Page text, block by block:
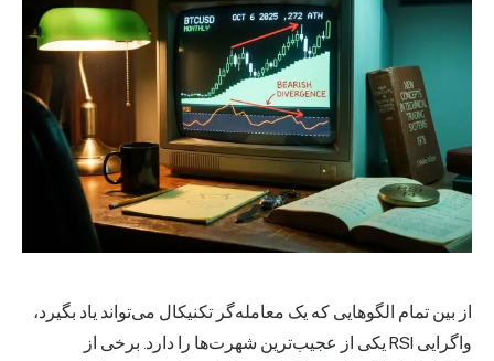
از بین تمام الگوهایی که یک معامله‌گر تکنیکال می‌تواند یاد بگیرد،
واگرایی RSI یکی از عجیب‌ترین شهرت‌ها را دارد. برخی از